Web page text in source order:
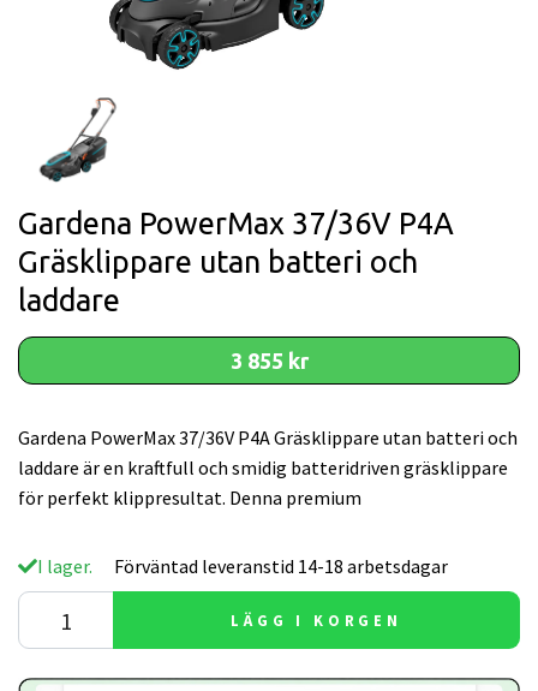
Gardena PowerMax 37/36V P4A
Gräsklippare utan batteri och
laddare
3 855 kr
Gardena PowerMax 37/36V P4A Gräsklippare utan batteri och
laddare är en kraftfull och smidig batteridriven gräsklippare
för perfekt klippresultat. Denna premium
I lager. Förväntad leveranstid 14-18 arbetsdagar
LÄGG I KORGEN